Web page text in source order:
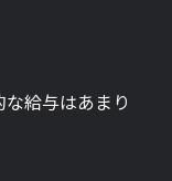
給与はあまり